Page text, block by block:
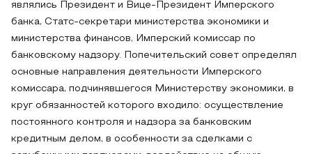
являлись Президент и Вице-Президент Имперского
банка, Статс-секретари министерства экономики и
министерства финансов, Имперский комиссар по
банковскому надзору. Попечительский совет определял
основные направления деятельности Имперского
комиссара, подчинявшегося Министерству экономики, в
круг обязанностей которого входило: осуществление
постоянного контроля и надзора за банковским
кредитным делом, в особенности за сделками с